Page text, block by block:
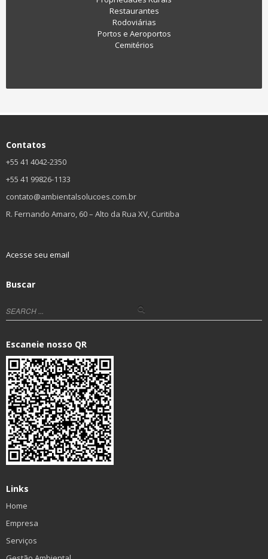
Restaurantes
Rodoviárias
Portos e Aeroportos
Cemitérios
Contatos
+55 41 4042-2350
+55 41 99826-1133
contato@ambientalsolucoes.com.br
R. Fernando Amaro, 60 – Alto da Rua XV, Curitiba
Acesse seu email
Buscar
Escaneie nosso QR
Links
Home
Empresa
Serviços